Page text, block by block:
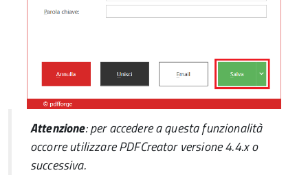
Attenzione: per accedere a questa funzionalità
occorre utilizzarePDFCreatorversione 4.4.x o
successiva.